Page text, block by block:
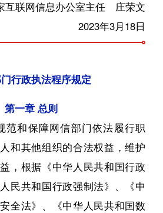
互联网信息办公室主任 庄荣文
2023年3月18日
行政执法程序规定
第一章 总则
范和保障网信部门依法履行职
和其他组织的合法权益，维护
，根据《中华人民共和国行政
民共和国行政强制法》、《中
全法》、《中华人民共和国数